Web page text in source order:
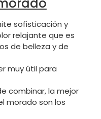
sofisticación y
relajante que es
de belleza y de
muy útil para
combinar, la mejor
morado son los